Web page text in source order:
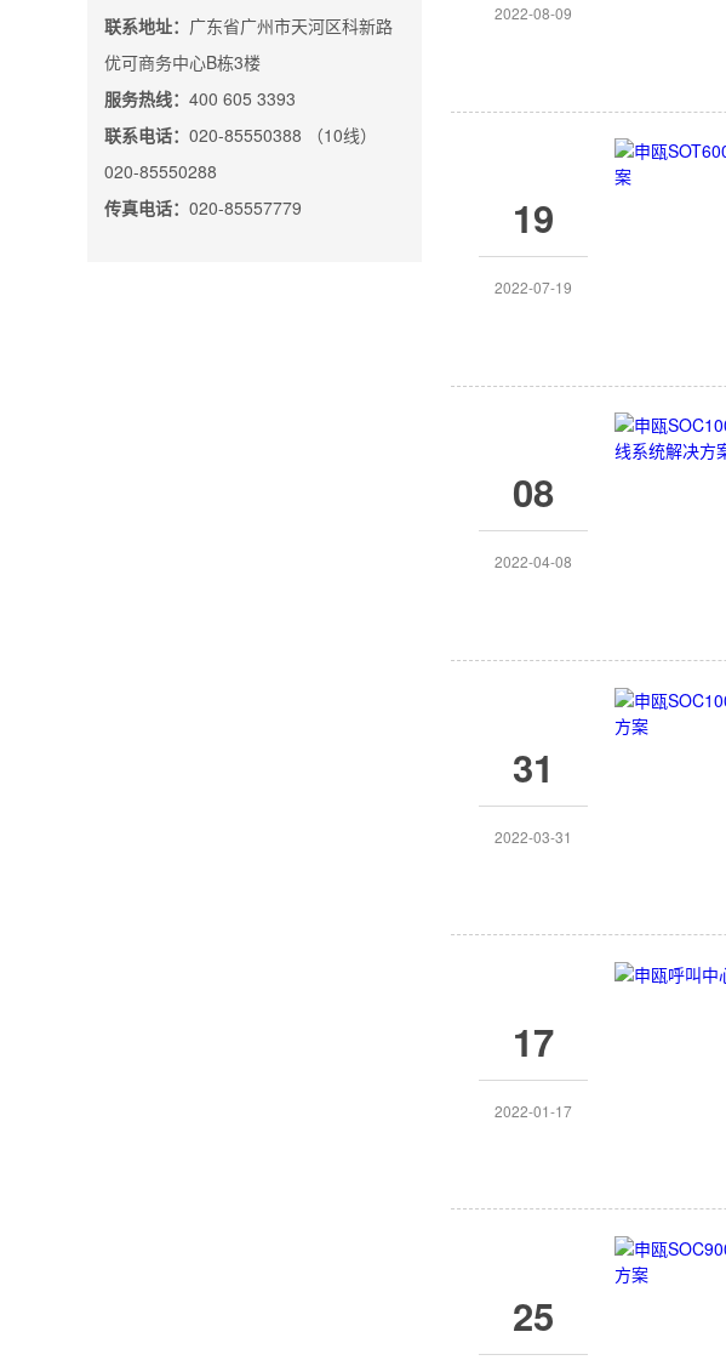
联系地址： 广东省广州市天河区科新路
优可商务中心B栋3楼
服务热线： 400 605 3393
联系电话： 020-85550388 （10线）
020-85550288
传真电话： 020-85557779
2022-08-09
19
2022-07-19
08
2022-04-08
31
2022-03-31
17
2022-01-17
25